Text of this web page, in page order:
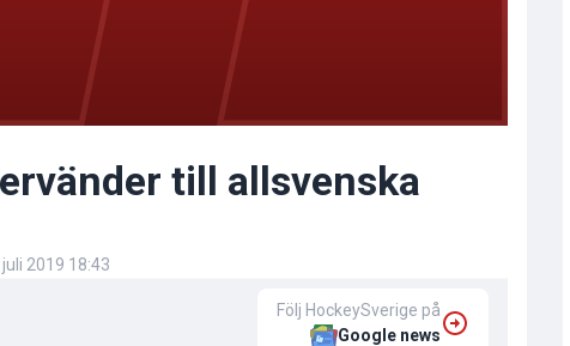
till allsvenska
juli 2019 18:43
Följ HockeySverige på
Google news